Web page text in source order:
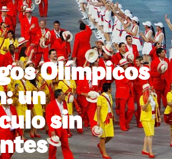
Olímpicos
un
sin